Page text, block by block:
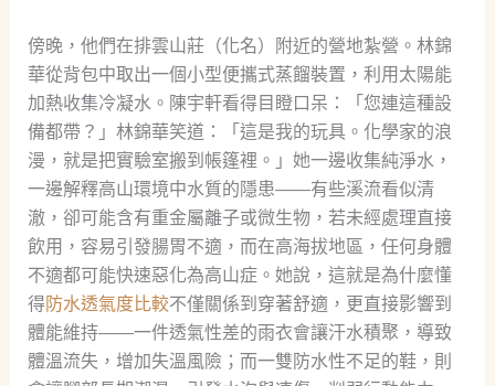
傍晚，他們在排雲山莊（化名）附近的營地紮營。林錦
華從背包中取出一個小型便攜式蒸餾裝置，利用太陽能
加熱收集冷凝水。陳宇軒看得目瞪口呆：「您連這種設
備都帶？」林錦華笑道：「這是我的玩具。化學家的浪
漫，就是把實驗室搬到帳篷裡。」她一邊收集純淨水，
一邊解釋高山環境中水質的隱患——有些溪流看似清
澈，卻可能含有重金屬離子或微生物，若未經處理直接
飲用，容易引發腸胃不適，而在高海拔地區，任何身體
不適都可能快速惡化為高山症。她說，這就是為什麼懂
得防水透氣度比較不僅關係到穿著舒適，更直接影響到
體能維持——一件透氣性差的雨衣會讓汗水積聚，導致
體溫流失，增加失溫風險；而一雙防水性不足的鞋，則